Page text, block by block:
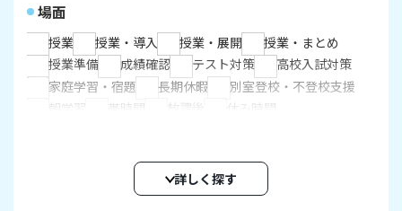
場面
授業 授業・導入 授業・展開
授業・まとめ
授業準備
成績確認 テスト対策
高校入試対策
家庭学習・宿題
長期休暇
別室登校・不登校支援
朝学習
帯時間 放課後 休み時間
詳しく探す